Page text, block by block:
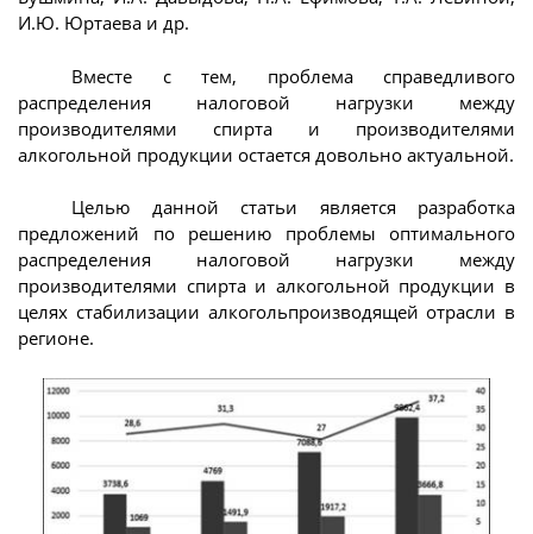
И.Ю. Юртаева и др.
Вместе с тем, проблема справедливого
распределения налоговой нагрузки между
производителями спирта и производителями
алкогольной продукции остается довольно актуальной.
Целью данной статьи является разработка
предложений по решению проблемы оптимального
распределения налоговой нагрузки между
производителями спирта и алкогольной продукции в
целях стабилизации алкогольпроизводящей отрасли в
регионе.